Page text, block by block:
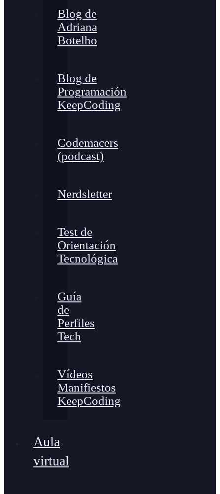
Blog de
Adriana
Botelho
Blog de
Programación
KeepCoding
Codemacers
(podcast)
Nerdsletter
Test de
Orientación
Tecnológica
Guía
de
Perfiles
Tech
Vídeos
Manifiestos
KeepCoding
Aula
virtual